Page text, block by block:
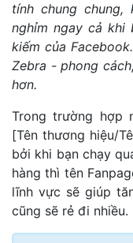
tính chung
nghỉm ngay cả khi
kiếm của
Zebra - phong
hơn.
Trong trường hợp
[Tên thương hiệu/
bởi khi bạn chạy
hàng thì tên
lĩnh vực sẽ giúp
cũng sẽ rẻ đi nhiều.